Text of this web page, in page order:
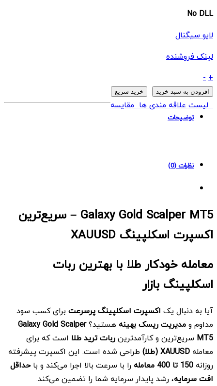
No DLL
لایو سیگنال
لینک فروشنده
ربات
Galaxy
Gold
Scalper
+
-
افزودن به سبد خرید خرید سریع
لیست علاقه مندی هامقایسه
توضیحات
نظرات (0)
Galaxy Gold Scalper MT5 – سریع‌ترین
اکسپرت اسکلپینگ XAUUSD
معامله خودکار طلا با بهترین ربات
اسکلپینگ بازار
آیا به دنبال یک اکسپرت اسکلپینگ پرسرعت برای کسب سود
مداوم ومدیریت ریسک بهینه هستید؟Galaxy Gold Scalper
MT5 سریع‌ترین و کارآمدترینربات ترید طلا است که برای
معامله XAUUSD(طلا) طراحی شده است. این اکسپرت پیشرفته
روزانه 150تا 400 معامله را با سرعت بالا اجرا می‌کند و باحداقل
افت سرمایه، رشد پایدار سرمایه شما را تضمین می‌کند.